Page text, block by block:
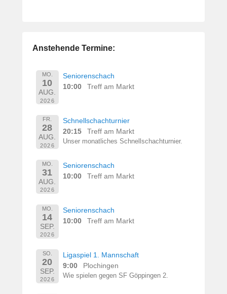
Anstehende Termine:
MO.
10
AUG.
2026
Seniorenschach
10:00
Treff am Markt
FR.
28
AUG.
2026
Schnellschachturnier
20:15
Treff am Markt
Unser monatliches Schnellschachturnier.
MO.
31
AUG.
2026
Seniorenschach
10:00
Treff am Markt
MO.
14
SEP.
2026
Seniorenschach
10:00
Treff am Markt
SO.
20
SEP.
2026
Ligaspiel 1. Mannschaft
9:00
Plochingen
Wie spielen gegen SF Göppingen 2.